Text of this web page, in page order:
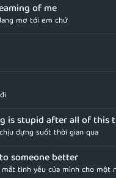
of me
mơ tới em chứ
is stupid after all of this
đựng suốt thời gian qua
someone better
mất tình yêu của mình cho một